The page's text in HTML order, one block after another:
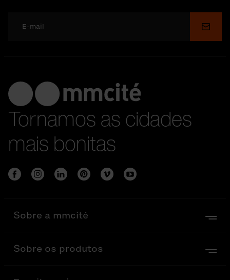
Enviar
Tornamos as cidades
mais bonitas
Sobre a mmcité
Sobre os produtos